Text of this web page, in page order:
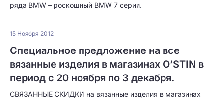
ряда BMW – роскошный BMW 7 серии.
15 Ноября 2012
Специальное предложение на все
вязанные изделия в магазинах O’STIN в
период с 20 ноября по 3 декабря.
СВЯЗАННЫЕ СКИДКИ на вязанные изделия в магазинах